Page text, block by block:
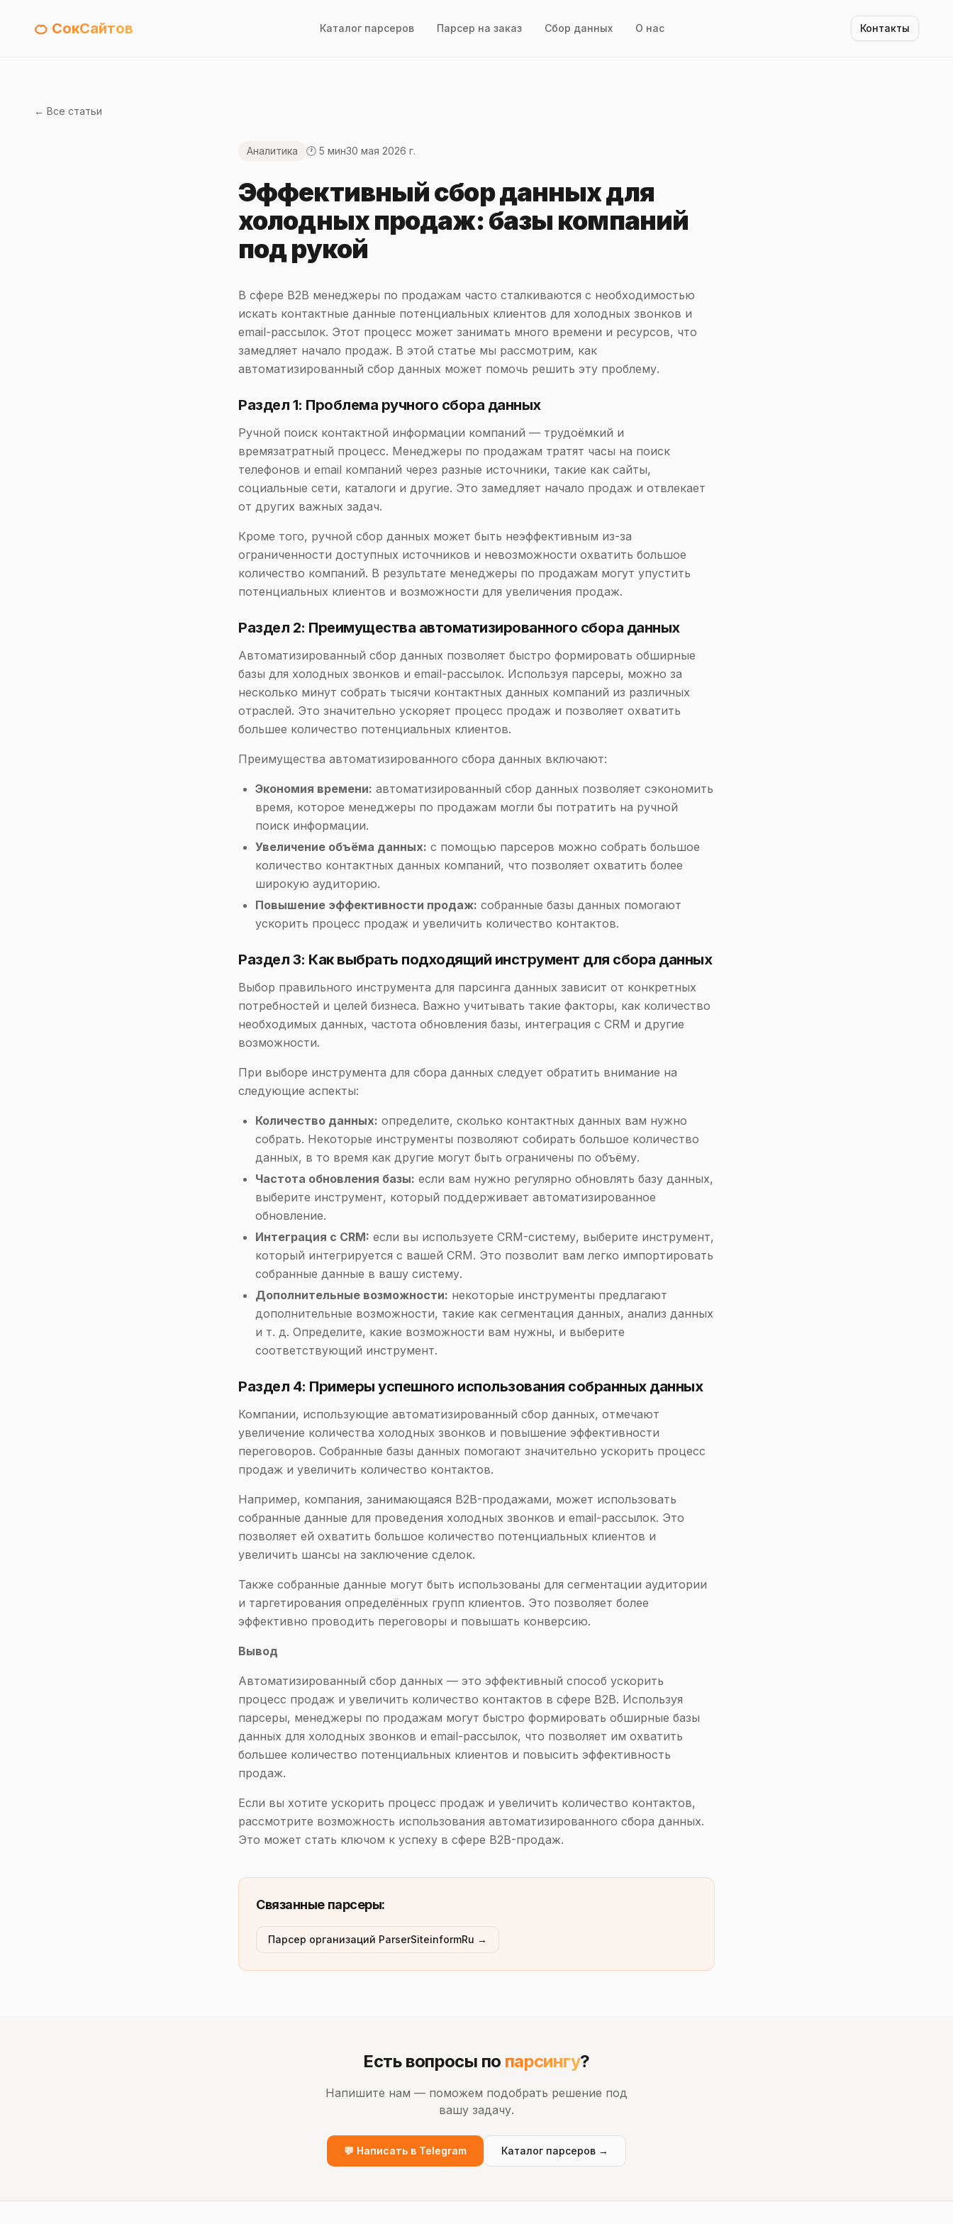
🍊 СокСайтов Каталог парсеров Парсер на заказ Сбор данных О нас Контакты
← Все статьи
Аналитика 🕐 5 мин30 мая 2026 г.
Эффективный сбор данных для
холодных продаж: базы компаний
под рукой
В сфере B2B менеджеры по продажам часто сталкиваются с необходимостью
искать контактные данные потенциальных клиентов для холодных звонков и
email-рассылок. Этот процесс может занимать много времени и ресурсов, что
замедляет начало продаж. В этой статье мы рассмотрим, как
автоматизированный сбор данных может помочь решить эту проблему.
Раздел 1: Проблема ручного сбора данных
Ручной поиск контактной информации компаний — трудоёмкий и
времязатратный процесс. Менеджеры по продажам тратят часы на поиск
телефонов и email компаний через разные источники, такие как сайты,
социальные сети, каталоги и другие. Это замедляет начало продаж и отвлекает
от других важных задач.
Кроме того, ручной сбор данных может быть неэффективным из-за
ограниченности доступных источников и невозможности охватить большое
количество компаний. В результате менеджеры по продажам могут упустить
потенциальных клиентов и возможности для увеличения продаж.
Раздел 2: Преимущества автоматизированного сбора данных
Автоматизированный сбор данных позволяет быстро формировать обширные
базы для холодных звонков и email-рассылок. Используя парсеры, можно за
несколько минут собрать тысячи контактных данных компаний из различных
отраслей. Это значительно ускоряет процесс продаж и позволяет охватить
большее количество потенциальных клиентов.
Преимущества автоматизированного сбора данных включают:
Экономия времени: автоматизированный сбор данных позволяет сэкономить
время, которое менеджеры по продажам могли бы потратить на ручной
поиск информации.
Увеличение объёма данных: с помощью парсеров можно собрать большое
количество контактных данных компаний, что позволяет охватить более
широкую аудиторию.
Повышение эффективности продаж: собранные базы данных помогают
ускорить процесс продаж и увеличить количество контактов.
Раздел 3: Как выбрать подходящий инструмент для сбора данных
Выбор правильного инструмента для парсинга данных зависит от конкретных
потребностей и целей бизнеса. Важно учитывать такие факторы, как количество
необходимых данных, частота обновления базы, интеграция с CRM и другие
возможности.
При выборе инструмента для сбора данных следует обратить внимание на
следующие аспекты:
Количество данных: определите, сколько контактных данных вам нужно
собрать. Некоторые инструменты позволяют собирать большое количество
данных, в то время как другие могут быть ограничены по объёму.
Частота обновления базы: если вам нужно регулярно обновлять базу данных,
выберите инструмент, который поддерживает автоматизированное
обновление.
Интеграция с CRM: если вы используете CRM-систему, выберите инструмент,
который интегрируется с вашей CRM. Это позволит вам легко импортировать
собранные данные в вашу систему.
Дополнительные возможности: некоторые инструменты предлагают
дополнительные возможности, такие как сегментация данных, анализ данных
и т. д. Определите, какие возможности вам нужны, и выберите
соответствующий инструмент.
Раздел 4: Примеры успешного использования собранных данных
Компании, использующие автоматизированный сбор данных, отмечают
увеличение количества холодных звонков и повышение эффективности
переговоров. Собранные базы данных помогают значительно ускорить процесс
продаж и увеличить количество контактов.
Например, компания, занимающаяся B2B-продажами, может использовать
собранные данные для проведения холодных звонков и email-рассылок. Это
позволяет ей охватить большое количество потенциальных клиентов и
увеличить шансы на заключение сделок.
Также собранные данные могут быть использованы для сегментации аудитории
и таргетирования определённых групп клиентов. Это позволяет более
эффективно проводить переговоры и повышать конверсию.
Вывод
Автоматизированный сбор данных — это эффективный способ ускорить
процесс продаж и увеличить количество контактов в сфере B2B. Используя
парсеры, менеджеры по продажам могут быстро формировать обширные базы
данных для холодных звонков и email-рассылок, что позволяет им охватить
большее количество потенциальных клиентов и повысить эффективность
продаж.
Если вы хотите ускорить процесс продаж и увеличить количество контактов,
рассмотрите возможность использования автоматизированного сбора данных.
Это может стать ключом к успеху в сфере B2B-продаж.
Связанные парсеры:
Парсер организаций ParserSiteinformRu →
Есть вопросы по парсингу?
Напишите нам — поможем подобрать решение под
вашу задачу.
💬 Написать в Telegram Каталог парсеров →